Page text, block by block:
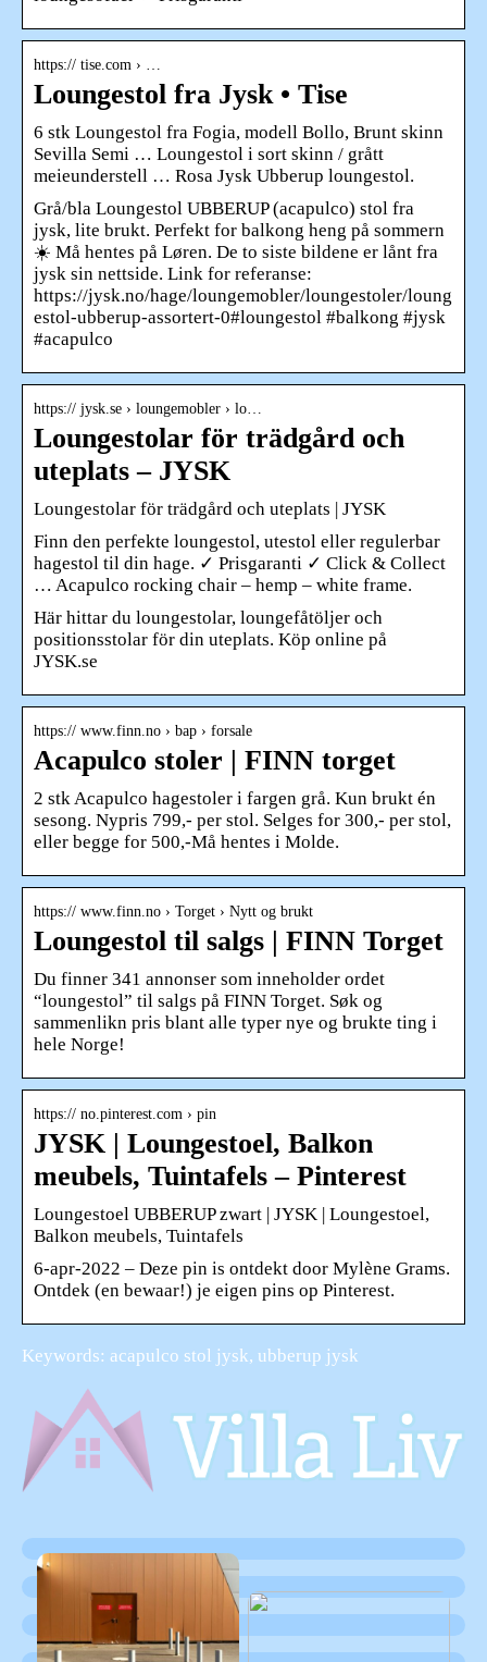
https:// tise.com › …
Loungestol fra Jysk • Tise
6 stk Loungestol fra Fogia, modell Bollo, Brunt skinn
Sevilla Semi … Loungestol i sort skinn / grått
meieunderstell … Rosa Jysk Ubberup loungestol.
Grå/bla Loungestol UBBERUP (acapulco) stol fra
jysk, lite brukt. Perfekt for balkong heng på sommern
☀️ Må hentes på Løren. De to siste bildene er lånt fra
jysk sin nettside. Link for referanse:
https://jysk.no/hage/loungemobler/loungestoler/loung
estol-ubberup-assortert-0#loungestol #balkong #jysk
#acapulco
https:// jysk.se › loungemobler › lo…
Loungestolar för trädgård och
uteplats – JYSK
Loungestolar för trädgård och uteplats | JYSK
Finn den perfekte loungestol, utestol eller regulerbar
hagestol til din hage. ✓ Prisgaranti ✓ Click & Collect
… Acapulco rocking chair – hemp – white frame.
Här hittar du loungestolar, loungefåtöljer och
positionsstolar för din uteplats. Köp online på
JYSK.se
https:// www.finn.no › bap › forsale
Acapulco stoler | FINN torget
2 stk Acapulco hagestoler i fargen grå. Kun brukt én
sesong. Nypris 799,- per stol. Selges for 300,- per stol,
eller begge for 500,-Må hentes i Molde.
https:// www.finn.no › Torget › Nytt og brukt
Loungestol til salgs | FINN Torget
Du finner 341 annonser som inneholder ordet
“loungestol” til salgs på FINN Torget. Søk og
sammenlikn pris blant alle typer nye og brukte ting i
hele Norge!
https:// no.pinterest.com › pin
JYSK | Loungestoel, Balkon
meubels, Tuintafels – Pinterest
Loungestoel UBBERUP zwart | JYSK | Loungestoel,
Balkon meubels, Tuintafels
6-apr-2022 – Deze pin is ontdekt door Mylène Grams.
Ontdek (en bewaar!) je eigen pins op Pinterest.
Keywords: acapulco stol jysk, ubberup jysk